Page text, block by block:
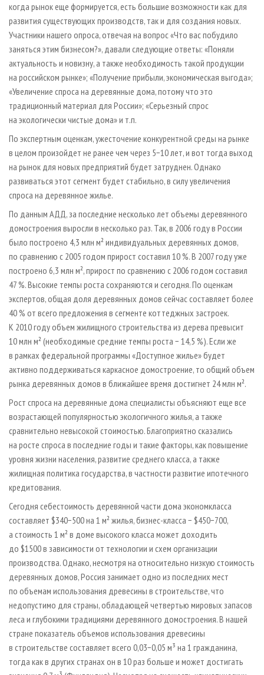
когда рынок еще формируется, есть большие возможности как для
развития существующих производств, так и для создания новых.
Участники нашего опроса, отвечая на вопрос «Что вас побудило
заняться этим бизнесом?», давали следующие ответы: «Поняли
актуальность и новизну, а также необходимость такой продукции
на российском рынке»; «Получение прибыли, экономическая выгода»;
«Увеличение спроса на деревянные дома, потому что это
традиционный материал для России»; «Серьезный спрос
на экологически чистые дома» и т. п.
По экспертным оценкам, ужесточение конкурентной среды на рынке
в целом произойдет не ранее чем через 5−10 лет, и вот тогда выход
на рынок для новых предприятий будет затруднен. Однако
развиваться этот сегмент будет стабильно, в силу увеличения
спроса на деревянное жилье.
По данным АДД, за последние несколько лет объемы деревянного
домостроения выросли в несколько раз. Так, в 2006 году в России
было построено 4,3 млн м² индивидуальных деревянных домов,
по сравнению с 2005 годом прирост составил 10 %. В 2007 году уже
построено 6,3 млн м², прирост по сравнению с 2006 годом составил
47 %. Высокие темпы роста сохраняются и сегодня. По оценкам
экспертов, общая доля деревянных домов сейчас составляет более
40 % от всего предложения в сегменте коттеджных застроек.
К 2010 году объем жилищного строительства из дерева превысит
10 млн м² (необходимые средние темпы роста − 14,5 %). Если же
в рамках федеральной программы «Доступное жилье» будет
активно поддерживаться каркасное домостроение, то общий объем
рынка деревянных домов в ближайшее время достигнет 24 млн м².
Рост спроса на деревянные дома специалисты объясняют еще все
возрастающей популярностью экологичного жилья, а также
сравнительно невысокой стоимостью. Благоприятно сказались
на росте спроса в последние годы и такие факторы, как повышение
уровня жизни населения, развитие среднего класса, а также
жилищная политика государства, в частности развитие ипотечного
кредитования.
Сегодня себестоимость деревянной части дома экономкласса
составляет $340−500 на 1 м² жилья, бизнес-класса − $450−700,
а стоимость 1 м² в доме высокого класса может доходить
до $1500 в зависимости от технологии и схем организации
производства. Однако, несмотря на относительно низкую стоимость
деревянных домов, Россия занимает одно из последних мест
по объемам использования древесины в строительстве, что
недопустимо для страны, обладающей четвертью мировых запасов
леса и глубокими традициями деревянного домостроения. В нашей
стране показатель объемов использования древесины
в строительстве составляет всего 0,03−0,05 м³ на 1 гражданина,
тогда как в других странах он в 10 раз больше и может достигать